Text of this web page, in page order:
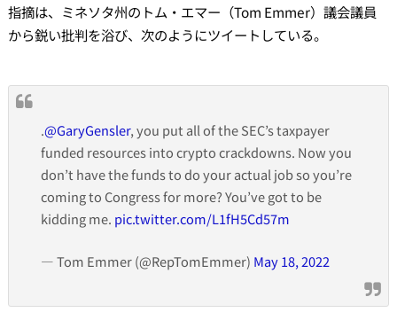
指摘は、ミネソタ州のトム・エマー（Tom Emmer）議会議員
から鋭い批判を浴び、次のようにツイートしている。
.@GaryGensler, you put all of the SEC’s taxpayer
funded resources into crypto crackdowns. Now you
don’t have the funds to do your actual job so you’re
coming to Congress for more? You’ve got to be
kidding me. pic.twitter.com/L1fH5Cd57m
— Tom Emmer (@RepTomEmmer) May 18, 2022